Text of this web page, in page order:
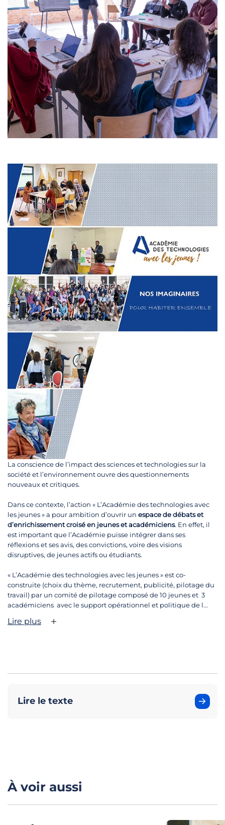
La conscience de l’impact des sciences et technologies sur la
société et l’environnement ouvre des questionnements
nouveaux et critiques.
Dans ce contexte, l’action « L’Académie des technologies avec
les jeunes » a pour ambition d’ouvrir un espace de débats et
d’enrichissement croisé en jeunes et académiciens. En effet, il
est important que l’Académie puisse intégrer dans ses
réflexions et ses avis, des convictions, voire des visions
disruptives, de jeunes actifs ou étudiants.
« L’Académie des technologies avec les jeunes » est co-
construite (choix du thème, recrutement, publicité, pilotage du
travail) par un comité de pilotage composé de 10 jeunes et 3
académiciens avec le support opérationnel et politique de l...
Lire plus
Lire le texte
À voir aussi